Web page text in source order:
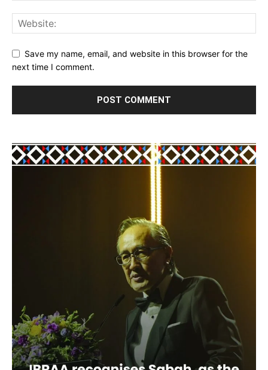
Save my name, email, and website in this browser for the
next time I comment.